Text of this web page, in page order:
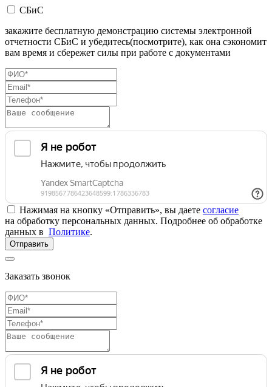
СБиС
закажите бесплатную демонстрацию системы электронной
отчетности СБиС и убедитесь(посмотрите), как она сэкономит
вам время и сбережет силы при работе с документами
Нажимая на кнопку «Отправить», вы даете согласие
на обработку персональных данных. Подробнее об обработке
данных в Политике.
Отправить
Заказать звонок